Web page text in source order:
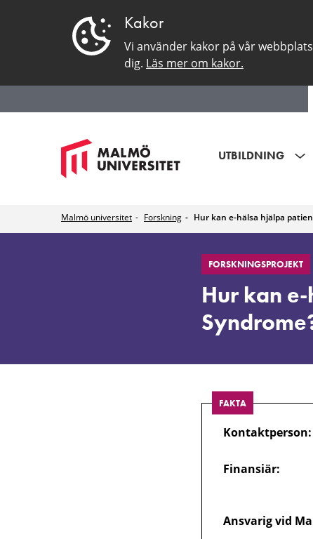
Kakor
Vi använder kakor på vår
dig. Läs mer om kakor.
UTBILDNING
Malmö universitet Forskning Hur kan e-hälsa hjälpa
hälsa
FORSKNINGSPROJEKT
Hur kan
FAKTA
Kontaktperson:
Finansiär:
Ansvarig vid